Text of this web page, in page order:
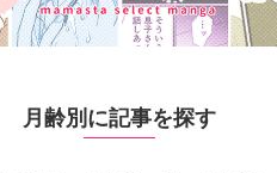
月齢別に記事を探す